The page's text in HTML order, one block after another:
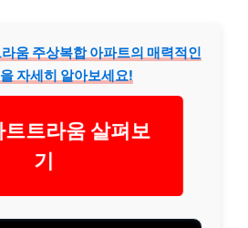
움 주상복합 아파트의 매력적인
자세히 알아보세요!
트트라움 살펴보
기